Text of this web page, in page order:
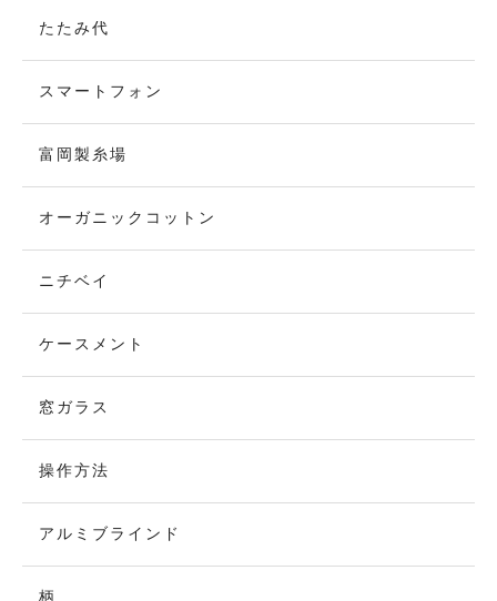
たたみ代
スマートフォン
富岡製糸場
オーガニックコットン
ニチベイ
ケースメント
窓ガラス
操作方法
アルミブラインド
柄